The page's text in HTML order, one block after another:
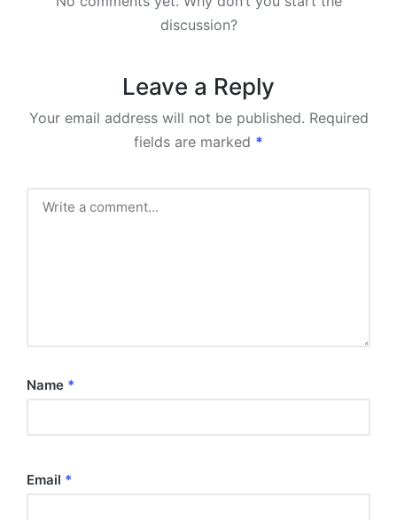
discussion?
Leave a Reply
Your email address will not be published. Required
fields are marked *
Name *
Email *